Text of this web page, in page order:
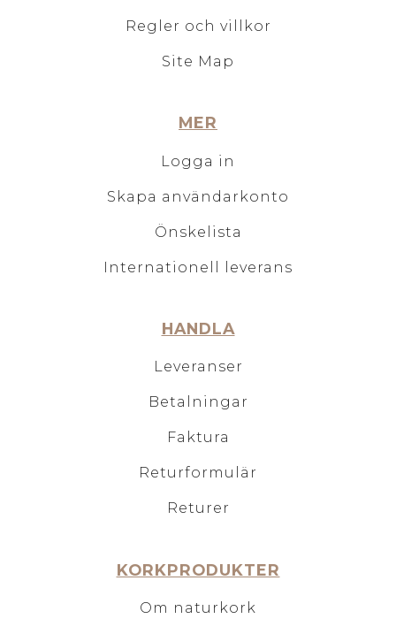
Regler och villkor
Site Map
MER
Logga in
Skapa användarkonto
Önskelista
Internationell leverans
HANDLA
Leveranser
Betalningar
Faktura
Returformulär
Returer
KORKPRODUKTER
Om naturkork